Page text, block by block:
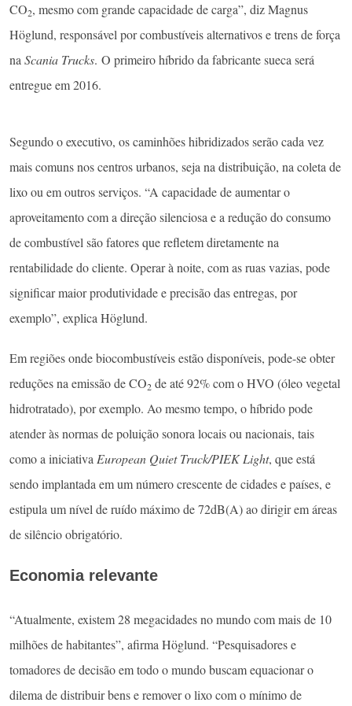
CO2, mesmo com grande capacidade de carga”, diz Magnus
Höglund, responsável por combustíveis alternativos e trens de força
naScania Trucks. O primeiro híbrido da fabricante sueca será
entregue em 2016.
Segundo o executivo, os caminhões hibridizados serão cada vez
mais comuns nos centros urbanos, seja na distribuição, na coleta de
lixo ou em outros serviços. “A capacidade de aumentar o
aproveitamento com a direção silenciosa e a redução do consumo
de combustível são fatores que refletem diretamente na
rentabilidade do cliente. Operar à noite, com as ruas vazias, pode
significar maior produtividade e precisão das entregas, por
exemplo”, explica Höglund.
Em regiões onde biocombustíveis estão disponíveis, pode-se obter
reduções na emissão de CO2 de até 92% com o HVO (óleo vegetal
hidrotratado), por exemplo. Ao mesmo tempo, o híbrido pode
atender às normas de poluição sonora locais ou nacionais, tais
como a iniciativaEuropean Quiet Truck/PIEK Light, que está
sendo implantada em um número crescente de cidades e países, e
estipula um nível de ruído máximo de 72dB(A) ao dirigir em áreas
de silêncio obrigatório.
Economia relevante
“Atualmente, existem 28 megacidades no mundo com mais de 10
milhões de habitantes”, afirma Höglund. “Pesquisadores e
tomadores de decisão em todo o mundo buscam equacionar o
dilema de distribuir bens e remover o lixo com o mínimo de